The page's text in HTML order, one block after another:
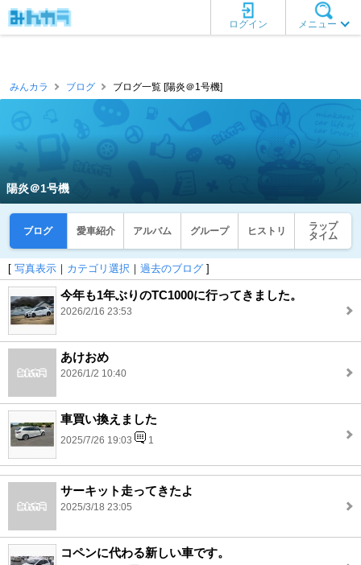
メニュー
ログイン
みんカラ ブログ ブログ一覧 [陽炎＠1号機]
陽炎＠1号機
ブログ 愛車紹介 アルバム グループ ヒストリ
ラップ
タイム
[ 写真表示 ｜ カテゴリ選択 ｜ 過去のブログ ]
今年も1年ぶりのTC1000に行ってきました。
2026/2/16 23:53
あけおめ
2026/1/2 10:40
車買い換えました
2025/7/26 19:03 1
サーキット走ってきたよ
2025/3/18 23:05
コペンに代わる新しい車です。